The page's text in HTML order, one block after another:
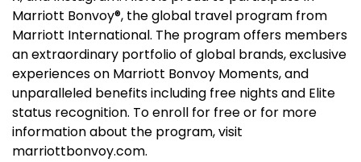
Marriott Bonvoy®, the global travel program from
Marriott International. The program offers members
an extraordinary portfolio of global brands, exclusive
experiences on Marriott Bonvoy Moments, and
unparalleled benefits including free nights and Elite
status recognition. To enroll for free or for more
information about the program, visit
marriottbonvoy.com.